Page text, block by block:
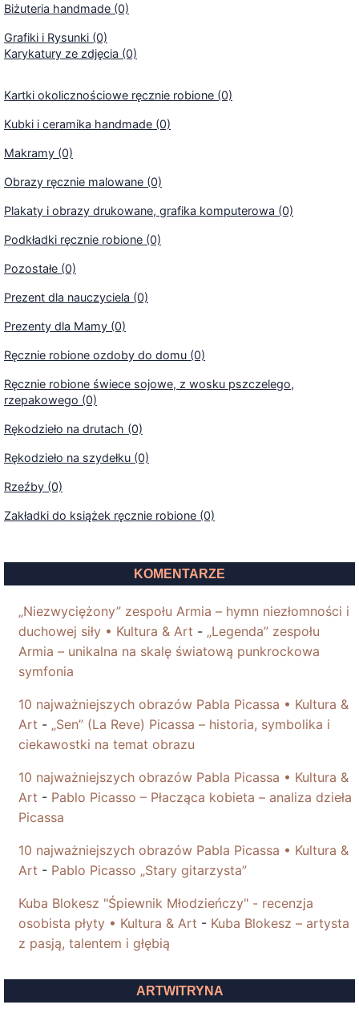
Biżuteria handmade (0)
Grafiki i Rysunki (0)
Karykatury ze zdjęcia (0)
Kartki okolicznościowe ręcznie robione (0)
Kubki i ceramika handmade (0)
Makramy (0)
Obrazy ręcznie malowane (0)
Plakaty i obrazy drukowane, grafika komputerowa (0)
Podkładki ręcznie robione (0)
Pozostałe (0)
Prezent dla nauczyciela (0)
Prezenty dla Mamy (0)
Ręcznie robione ozdoby do domu (0)
Ręcznie robione świece sojowe, z wosku pszczelego,
rzepakowego (0)
Rękodzieło na drutach (0)
Rękodzieło na szydełku (0)
Rzeźby (0)
Zakładki do książek ręcznie robione (0)
KOMENTARZE
„Niezwyciężony” zespołu Armia – hymn niezłomności i
duchowej siły • Kultura & Art - „Legenda” zespołu
Armia – unikalna na skalę światową punkrockowa
symfonia
10 najważniejszych obrazów Pabla Picassa • Kultura &
Art - „Sen” (La Reve) Picassa – historia, symbolika i
ciekawostki na temat obrazu
10 najważniejszych obrazów Pabla Picassa • Kultura &
Art - Pablo Picasso – Płacząca kobieta – analiza dzieła
Picassa
10 najważniejszych obrazów Pabla Picassa • Kultura &
Art - Pablo Picasso „Stary gitarzysta”
Kuba Blokesz "Śpiewnik Młodzieńczy" - recenzja
osobista płyty • Kultura & Art - Kuba Blokesz – artysta
z pasją, talentem i głębią
ARTWITRYNA